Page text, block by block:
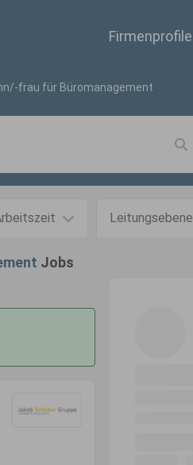
Firmenprofile
frau für Büromanagement
Leitungsebene
Jobs